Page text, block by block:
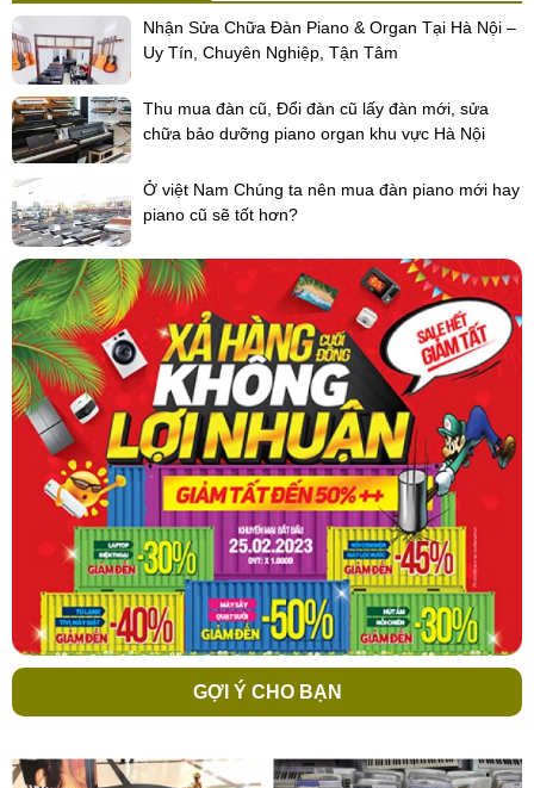
động
Tính năng USB Audio Recording/Playback
Bạn có thể lưu lại những bài biểu diễn, kết nối vào máy tính hoặc
các thiết bị di động hay chia sẻ qua internet dễ dàng.
Chức năng Smart Chord sẽ giúp bạn tạo ra những hợp âm như
một nghệ sỹ piano chuyên nghiệp.
Chọn phong cách với Style Recommender
Chức năng Style Recommender giúp bạn dễ dàng và nhanh chóng
lựa chọn phong cách biểu diễn. Bạn chỉ cần chơi một đoạn nhạc và
Style Recommender sẽ nhận diện phong cách giúp bạn.
Kết nối thiết bị di động
Sử dụng cổng AUX IN để kết nối với máy nghe nhạc cầm tay hay
thậm chí là các nhạc cụ khác với chiếc DGX620và âm thanh phát
ra từ các loa tích hợp. Dòng DGX620 có hệ thống loa mạnh mẽ
phù hợp để chơi cho mọi loại nhạc.
Nhận Sửa Chữa Đàn Piano & Organ Tại Hà Nội –
Uy Tín, Chuyên Nghiệp, Tận Tâm
Thu mua đàn cũ, Đổi đàn cũ lấy đàn mới, sửa
chữa bảo dưỡng piano organ khu vực Hà Nội
Ở việt Nam Chúng ta nên mua đàn piano mới hay
piano cũ sẽ tốt hơn?
GỢI Ý CHO BẠN